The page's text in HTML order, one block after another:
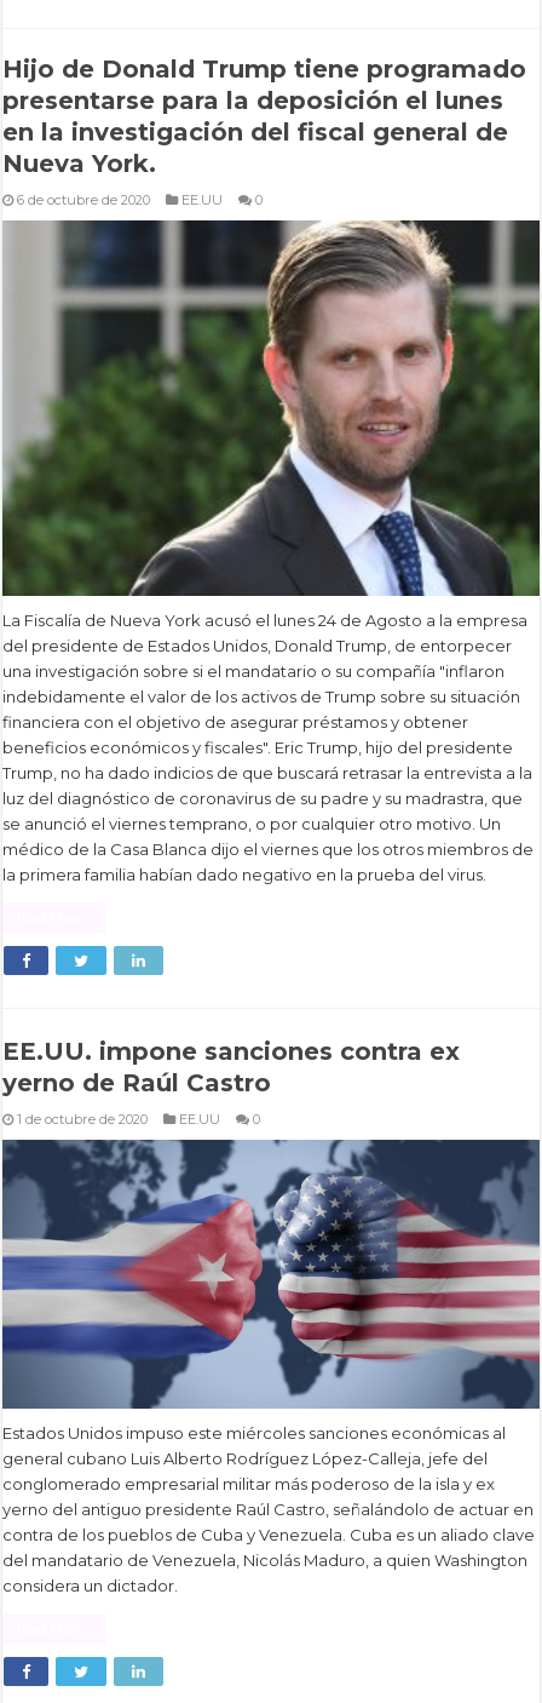
Hijo de Donald Trump tiene programado
presentarse para la deposición el lunes
en la investigación del fiscal general de
Nueva York.
6 de octubre de 2020 EE.UU 0
La Fiscalía de Nueva York acusó el lunes 24 de Agosto a la empresa
del presidente de Estados Unidos, Donald Trump, de entorpecer
una investigación sobre si el mandatario o su compañía "inflaron
indebidamente el valor de los activos de Trump sobre su situación
financiera con el objetivo de asegurar préstamos y obtener
beneficios económicos y fiscales". Eric Trump, hijo del presidente
Trump, no ha dado indicios de que buscará retrasar la entrevista a la
luz del diagnóstico de coronavirus de su padre y su madrastra, que
se anunció el viernes temprano, o por cualquier otro motivo. Un
médico de la Casa Blanca dijo el viernes que los otros miembros de
la primera familia habían dado negativo en la prueba del virus.
EE.UU. impone sanciones contra ex
yerno de Raúl Castro
1 de octubre de 2020 EE.UU 0
Estados Unidos impuso este miércoles sanciones económicas al
general cubano Luis Alberto Rodríguez López-Calleja, jefe del
conglomerado empresarial militar más poderoso de la isla y ex
yerno del antiguo presidente Raúl Castro, señalándolo de actuar en
contra de los pueblos de Cuba y Venezuela. Cuba es un aliado clave
del mandatario de Venezuela, Nicolás Maduro, a quien Washington
considera un dictador.